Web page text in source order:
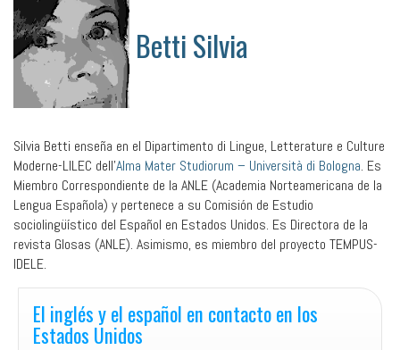
Betti Silvia
Silvia Betti enseña en el Dipartimento di Lingue, Letterature e Culture
Moderne-LILEC dell’Alma Mater Studiorum – Università di Bologna. Es
Miembro Correspondiente de la ANLE (Academia Norteamericana de la
Lengua Española) y pertenece a su Comisión de Estudio
sociolingüístico del Español en Estados Unidos. Es Directora de la
revista Glosas (ANLE). Asimismo, es miembro del proyecto TEMPUS-
IDELE.
El inglés y el español en contacto en los
Estados Unidos